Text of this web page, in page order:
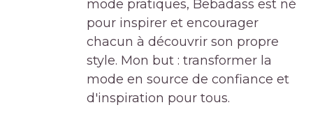
mode pratiques, Bebadass est né
pour inspirer et encourager
chacun à découvrir son propre
style. Mon but : transformer la
mode en source de confiance et
d'inspiration pour tous.